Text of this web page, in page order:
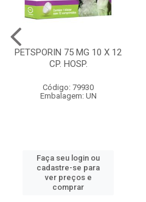
PETSPORIN 75 MG 10 X 12
CP. HOSP.
Código: 79930
Embalagem: UN
Faça seu login ou
cadastre-se para
ver preços e
comprar